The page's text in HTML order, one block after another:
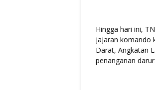
Hingga hari ini,
jajaran komando
Darat, Angkatan
penanganan